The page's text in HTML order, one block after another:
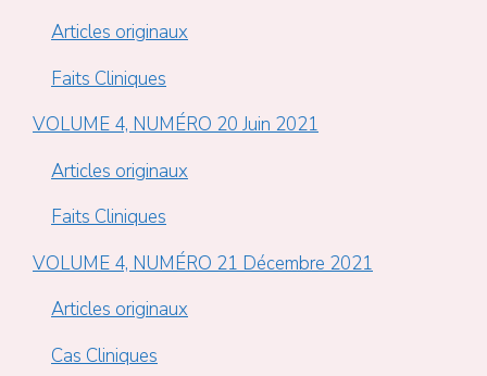
Articles originaux
Faits Cliniques
VOLUME 4, NUMÉRO 20 Juin 2021
Articles originaux
Faits Cliniques
VOLUME 4, NUMÉRO 21 Décembre 2021
Articles originaux
Cas Cliniques